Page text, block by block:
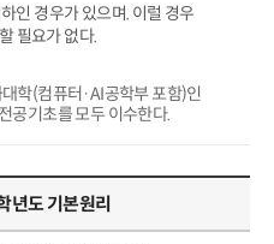
인 경우가 있으며. 이럴 경우
필요가 없다.
학(컴퓨터·AI공학부 포함)인
공기초를 모두 이수한다.
도 기본원리